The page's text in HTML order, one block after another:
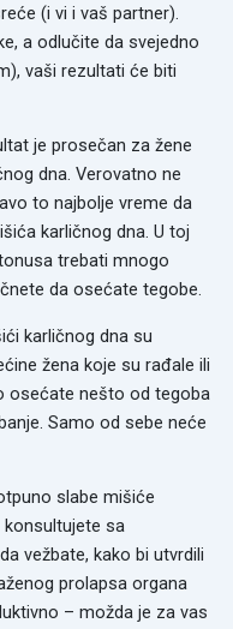
(i vi i vaš partner).
a odlučite da svejedno
vaši rezultati će biti
je prosečan za žene
dna. Verovatno ne
to najbolje vreme da
karličnog dna. U toj
trebati mnogo
da osećate tegobe.
karličnog dna su
žena koje su rađale ili
osećate nešto od tegoba
Samo od sebe neće
slabe mišiće
konsultujete sa
vežbate, kako bi utvrdili
prolapsa organa
– možda je za vas